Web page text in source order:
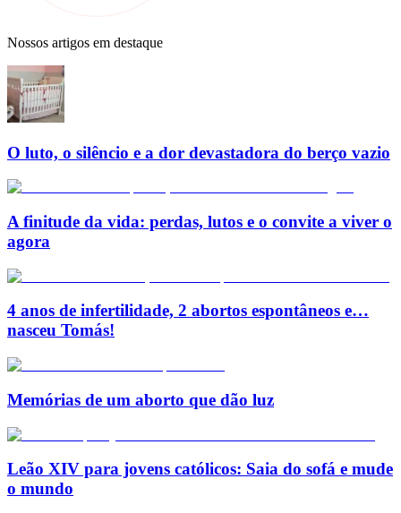
Nossos artigos em destaque
O luto, o silêncio e a dor devastadora do berço vazio
A finitude da vida: perdas, lutos e o convite a viver o
agora
4 anos de infertilidade, 2 abortos espontâneos e…
nasceu Tomás!
Memórias de um aborto que dão luz
Leão XIV para jovens católicos: Saia do sofá e mude
o mundo